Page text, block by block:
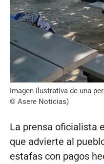
Imagen ilustrativa de una
© Asere Noticias)
La prensa oficialista
que advierte al
estafas con pagos